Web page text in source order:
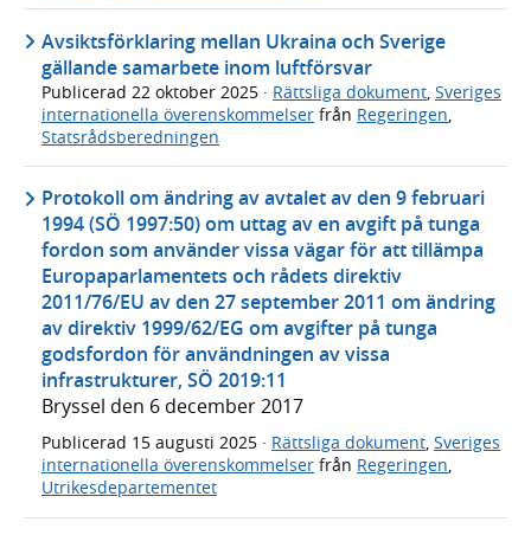
Avsiktsförklaring mellan Ukraina och Sverige
gällande samarbete inom luftförsvar
Publicerad 22 oktober 2025 · Rättsliga dokument Sveriges
internationella överenskommelser från Regeringen
Statsrådsberedningen
Protokoll om ändring av avtalet av den 9 februari
1994 (SÖ 1997:50) om uttag av en avgift på tunga
fordon som använder vissa vägar för att tillämpa
Europaparlamentets och rådets direktiv
2011/76/EU av den 27 september 2011 om ändring
av direktiv 1999/62/EG om avgifter på tunga
godsfordon för användningen av vissa
infrastrukturer, SÖ 2019:11
Bryssel den 6 december 2017
Publicerad 15 augusti 2025 · Rättsliga dokument, Sveriges
internationella överenskommelser från Regeringen,
Utrikesdepartementet